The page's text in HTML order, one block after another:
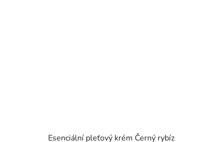
Esenciální pleťový krém Černý rybíz